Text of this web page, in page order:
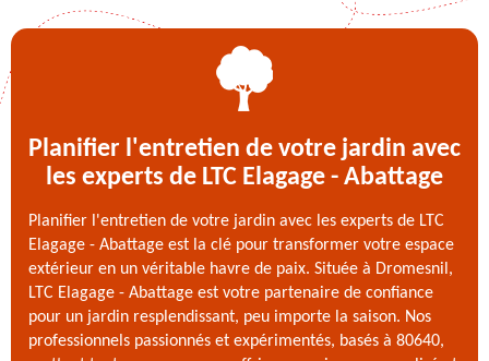
Planifier l'entretien de votre jardin avec
les experts de LTC Elagage - Abattage
Planifier l'entretien de votre jardin avec les experts de LTC
Elagage - Abattage est la clé pour transformer votre espace
extérieur en un véritable havre de paix. Située à Dromesnil,
LTC Elagage - Abattage est votre partenaire de confiance
pour un jardin resplendissant, peu importe la saison. Nos
professionnels passionnés et expérimentés, basés à 80640,